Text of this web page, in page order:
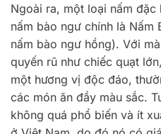
Ngoài ra, một loại nấm
nấm bào ngư chính là
nấm bào ngư hồng). Với
quyến rũ như chiếc quạt
một hương vị độc đáo,
các món ăn đầy màu sắc.
không quá phổ biến và ít